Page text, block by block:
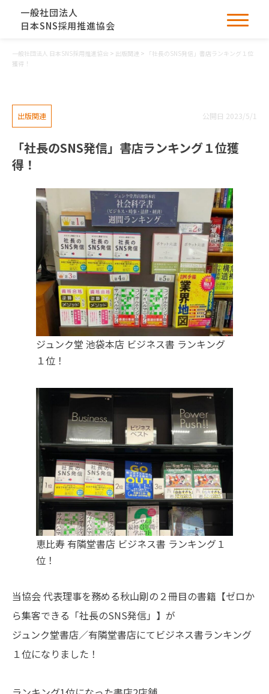
一般社団法人
日本SNS採用推進協会
一般社団法人 日本SNS採用推進協会 > 出版関連 > 「社長のSNS発信」書店ランキング１位
獲得！
出版関連 公開日 2023/5/1
「社長のSNS発信」書店ランキング１位獲
得！
ジュンク堂 池袋本店 ビジネス書 ランキング
１位！
恵比寿 有隣堂書店 ビジネス書 ランキング１
位！
当協会 代表理事を務める秋山剛の２冊目の書籍【ゼロか
ら集客できる「社長のSNS発信」】が
ジュンク堂書店／有隣堂書店にてビジネス書ランキング
１位になりました！